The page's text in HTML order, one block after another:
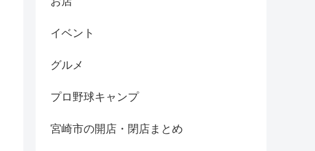
イベント
グルメ
プロ野球キャンプ
宮崎市の開店・閉店まとめ